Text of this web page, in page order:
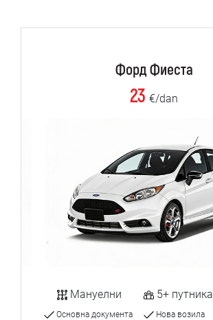
Форд Фиеста
23 €/dan
Мануелни 5+ путника
Основна документа
Нова возила